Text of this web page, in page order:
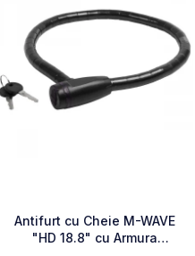
Antifurt cu Cheie M-WAVE
"HD 18.8" cu Armura